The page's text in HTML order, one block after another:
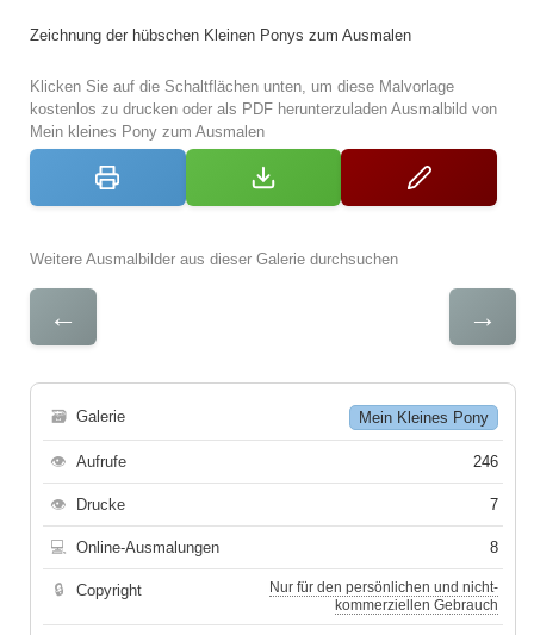
Zeichnung der hübschen Kleinen Ponys zum Ausmalen
Klicken Sie auf die Schaltflächen unten, um diese Malvorlage
kostenlos zu drucken oder als PDF herunterzuladen Ausmalbild von
Mein kleines Pony zum Ausmalen
Weitere Ausmalbilder aus dieser Galerie durchsuchen
← →
🗃 Galerie Mein Kleines Pony
👁 Aufrufe 246
👁 Drucke 7
💻 Online-Ausmalungen 8
🔒 Copyright
Nur für den persönlichen und nicht-
kommerziellen Gebrauch